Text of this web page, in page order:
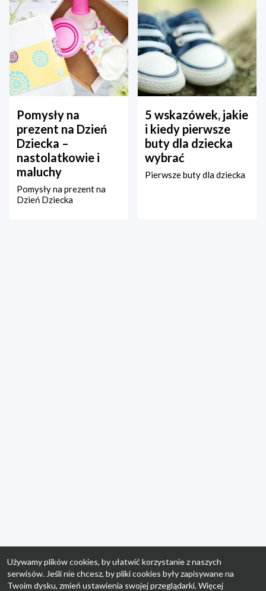
Pomysły na
prezent na Dzień
Dziecka –
nastolatkowie i
maluchy
Pomysły na prezent na
Dzień Dziecka
5 wskazówek, jakie
i kiedy pierwsze
buty dla dziecka
wybrać
Pierwsze buty dla dziecka
Używamy plików cookies, by ułatwić korzystanie z naszych
serwisów. Jeśli nie chcesz, by pliki cookies były zapisywane na
Twoim dysku, zmień ustawienia swojej przeglądarki. Więcej